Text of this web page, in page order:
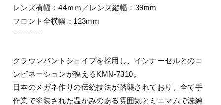
レンズ横幅：44ｍｍ／レンズ縦幅：39mm
フロント全横幅：123mm
┄┄┄┄
クラウンパントシェイプを採用し、インナーセルとのコ
ンビネーションが映えるKMN-7310。
日本のメガネ作りの伝統技法が踏襲されており、全て手
作業で塗装された温かみのある雰囲気とミニマムで洗練